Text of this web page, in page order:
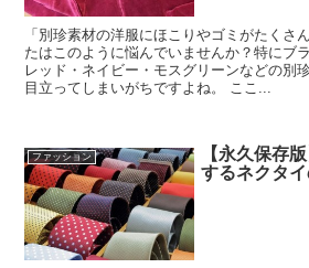
「別珍素材の洋服にほこりやゴミがたく
たはこのように悩んでいませんか？特にブ
レッド・ネイビー・モスグリーンなどの別
目立ってしまいがちですよね。 ここ...
ファッション
【永久保存
するネクタ